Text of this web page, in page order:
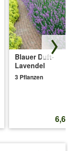
Blauer Duft-
Lavendel
3 Pflanzen